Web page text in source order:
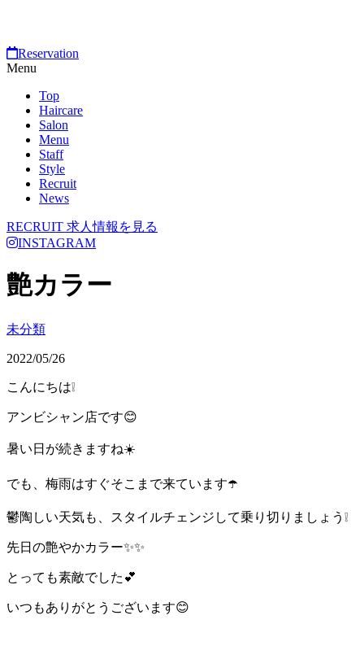
Reservation
Menu
Top
Haircare
Salon
Menu
Staff
Style
Recruit
News
RECRUIT 求人情報を見る
INSTAGRAM
艶カラー
未分類
2022/05/26
こんにちは❕
アンビシャン店です😊
暑い日が続きますね☀️
でも、梅雨はすぐそこまで来ています☂️
鬱陶しい天気も、スタイルチェンジして乗り切りましょう❕
先日の艶やかカラー✨✨
とっても素敵でした💕
いつもありがとうございます😊